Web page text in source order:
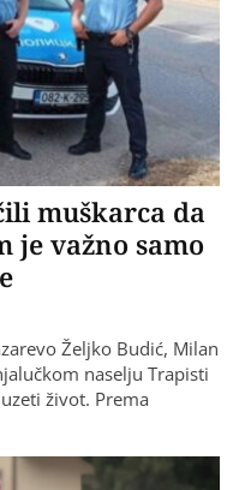
muškarca da
je važno samo
Željko Budić, Milan
naselju Trapisti
život. Prema